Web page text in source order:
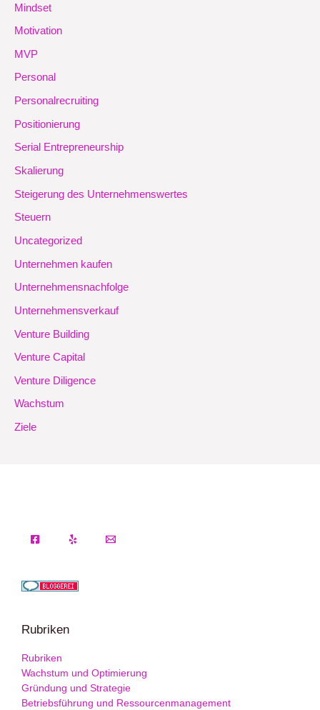
Mindset
Motivation
MVP
Personal
Personalrecruiting
Positionierung
Serial Entrepreneurship
Skalierung
Steigerung des Unternehmenswertes
Steuern
Uncategorized
Unternehmen kaufen
Unternehmensnachfolge
Unternehmensverkauf
Venture Building
Venture Capital
Venture Diligence
Wachstum
Ziele
Rubriken
Rubriken
Wachstum und Optimierung
Gründung und Strategie
Betriebsführung und Ressourcenmanagement